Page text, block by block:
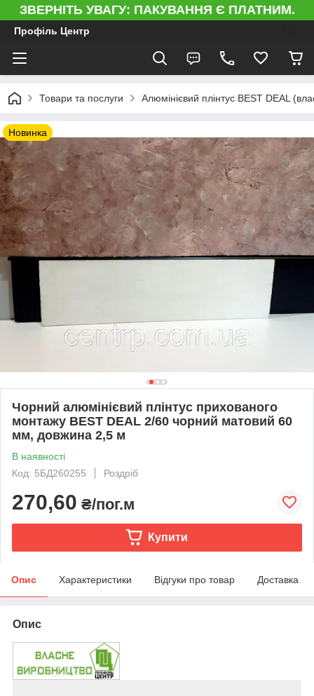
ЗВЕРНІТЬ УВАГУ: ПАКУВАННЯ Є ПЛАТНИМ.
Профіль Центр
Товари та послуги Алюмінієвий плінтус BEST DEAL
Новинка
Чорний алюмінієвий плінтус прихованого
монтажу BEST DEAL 2/60 чорний матовий 60
мм, довжина 2,5 м
В наявності
Код: 5БД260255
Роздріб
270,60 ₴/пог.м
Купити
Опис Характеристики Відгуки про товар Доставка
Опис